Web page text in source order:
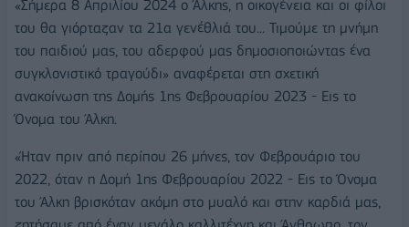
«Σήμερα 8 Απριλίου 2024 ο Άλκης, η οικογένεια και οι φίλοι
του θα γιόρταζαν τα 21α γενέθλιά του... Τιμούμε τη μνήμη
του παιδιού μας, του αδερφού μας δημοσιοποιώντας ένα
συγκλονιστικό τραγούδι» αναφέρεται στη σχετική
ανακοίνωση της Δομής 1ης Φεβρουαρίου 2023 - Εις το
Όνομα του Άλκη.
«Ήταν πριν από περίπου 26 μήνες, τον Φεβρουάριο του
2022, όταν η Δομή 1ης Φεβρουαρίου 2022 - Εις το Όνομα
του Άλκη βρισκόταν ακόμη στο μυαλό και στην καρδιά μας,